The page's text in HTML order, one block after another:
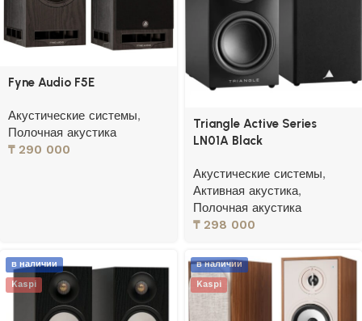
Fyne Audio F5E
Акустические системы,
Полочная акустика
₸290 000
Triangle Active Series
LN01A Black
Акустические системы,
Активная акустика,
Полочная акустика
₸298 000
Kaspi
в наличии
Kaspi
в наличии